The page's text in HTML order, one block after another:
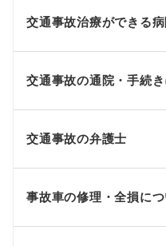
交通事故治療ができる
交通事故の通院・手続き
交通事故の弁護士
事故車の修理・全損に